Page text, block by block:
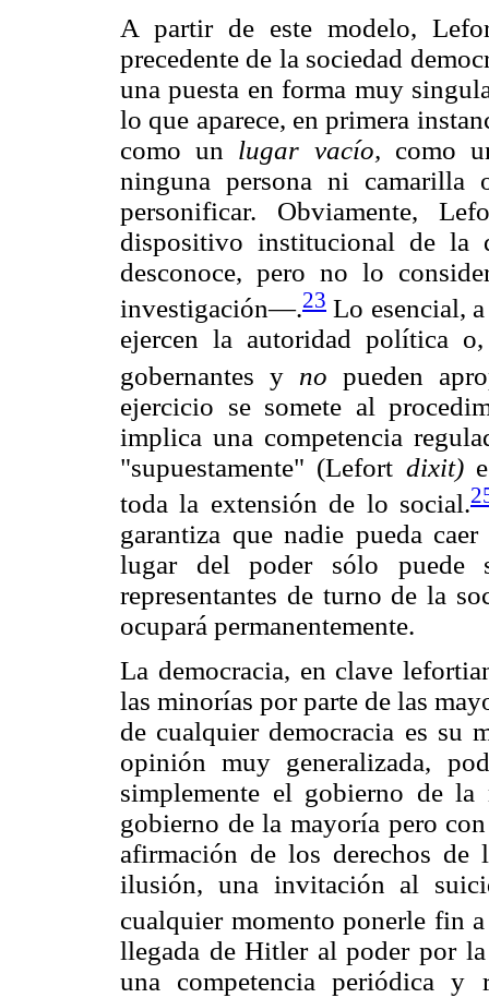
A partir de este modelo,
precedente de la sociedad
una puesta en forma muy
lo que aparece, en primera
como un lugar vacío, como
ninguna persona ni camarilla
personificar. Obviamente,
dispositivo institucional de
desconoce, pero no lo
investigación—.23 Lo esencial,
ejercen la autoridad política
gobernantes y no pueden
ejercicio se somete al
implica una competencia
"supuestamente" (Lefort dixit)
toda la extensión de lo social.
garantiza que nadie pueda
lugar del poder sólo puede
representantes de turno de la
ocupará permanentemente.
La democracia, en clave
las minorías por parte de las
de cualquier democracia es su
opinión muy generalizada,
simplemente el gobierno de
gobierno de la mayoría pero
afirmación de los derechos de
ilusión, una invitación al
cualquier momento ponerle fin
llegada de Hitler al poder por
una competencia periódica y